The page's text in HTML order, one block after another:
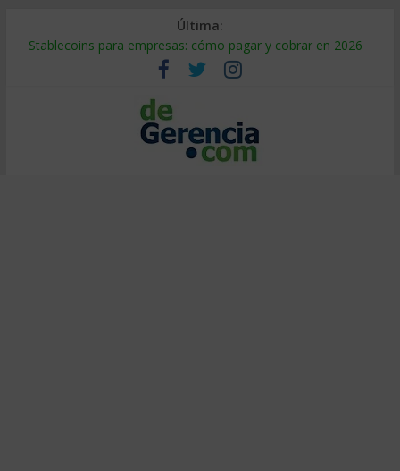
Última:
Stablecoins para empresas: cómo pagar y cobrar en 2026
Despido silencioso: qué es y por qué sale tan caro
IA en selección de personal: cómo auditarla a tiempo
Trabajo forzoso en la cadena de suministro: qué hacer
Mercado hispano de EE. UU.: cómo segmentarlo y venderle